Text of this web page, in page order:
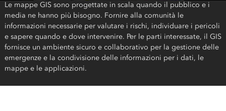
Le mappe GIS sono progettate in scala quando il pubblico e i
media ne hanno più bisogno. Fornire alla comunità le
informazioni necessarie per valutare i rischi, individuare i pericoli
e sapere quando e dove intervenire. Per le parti interessate, il GIS
fornisce un ambiente sicuro e collaborativo per la gestione delle
emergenze e la condivisione delle informazioni per i dati, le
mappe e le applicazioni.